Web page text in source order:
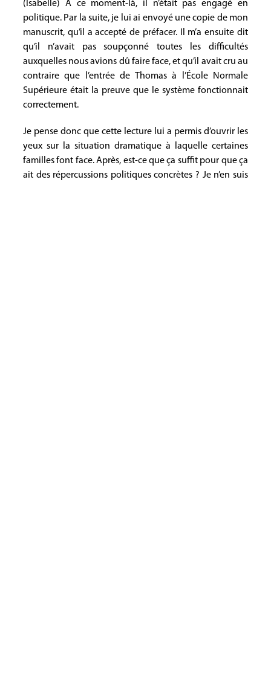
(Isabelle) À ce moment-là, il n’était pas engagé en
politique. Par la suite, je lui ai envoyé une copie de mon
manuscrit, qu’il a accepté de préfacer. Il m’a ensuite dit
qu’il n’avait pas soupçonné toutes les difficultés
auxquelles nous avions dû faire face, et qu’il avait cru au
contraire que l’entrée de Thomas à l’École Normale
Supérieure était la preuve que le système fonctionnait
correctement.
Je pense donc que cette lecture lui a permis d’ouvrir les
yeux sur la situation dramatique à laquelle certaines
familles font face. Après, est-ce que ça suffit pour que ça
ait des répercussions politiques concrètes ? Je n’en suis